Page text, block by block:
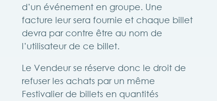
d’un événement en groupe. Une
facture leur sera fournie et chaque billet
devra par contre être au nom de
l’utilisateur de ce billet.
Le Vendeur se réserve donc le droit de
refuser les achats par un même
Festivalier de billets en quantités